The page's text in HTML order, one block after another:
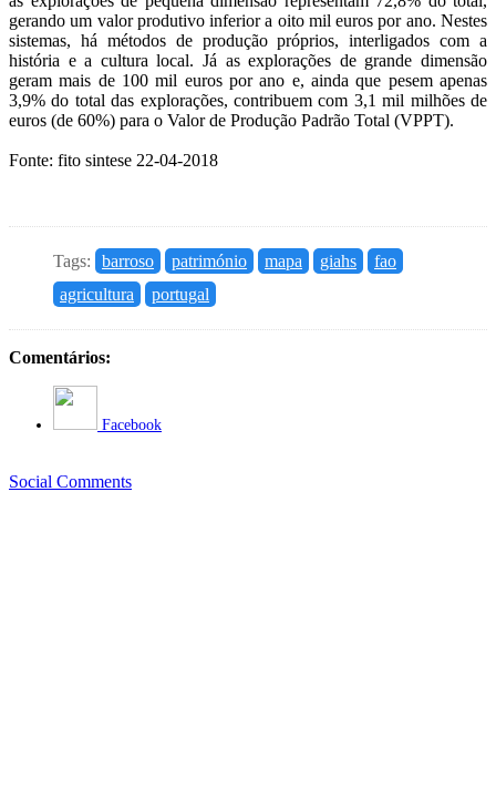
gerando um valor produtivo inferior a oito mil euros por ano. Nestes
sistemas, há métodos de produção próprios, interligados com a
história e a cultura local. Já as explorações de grande dimensão
geram mais de 100 mil euros por ano e, ainda que pesem apenas
3,9% do total das explorações, contribuem com 3,1 mil milhões de
euros (de 60%) para o Valor de Produção Padrão Total (VPPT).
Fonte: fito sintese 22-04-2018
Tags: barroso património mapa giahs
fao
agricultura
portugal
Comentários:
Facebook
Social Comments